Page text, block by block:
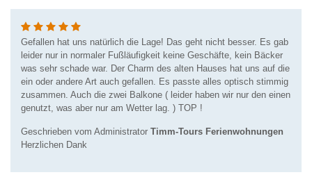
Gefallen hat uns natürlich die Lage! Das geht nicht besser. Es gab
leider nur in normaler Fußläufigkeit keine Geschäfte, kein Bäcker
was sehr schade war. Der Charm des alten Hauses hat uns auf die
ein oder andere Art auch gefallen. Es passte alles optisch stimmig
zusammen. Auch die zwei Balkone ( leider haben wir nur den einen
genutzt, was aber nur am Wetter lag. ) TOP !
Geschrieben vom Administrator Timm-Tours Ferienwohnungen
Herzlichen Dank